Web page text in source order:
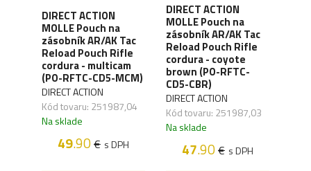
DIRECT ACTION
MOLLE Pouch na
zásobník AR/AK Tac
Reload Pouch Rifle
cordura - multicam
(PO-RFTC-CD5-MCM)
DIRECT ACTION
Kód tovaru: 251987,04
Na sklade
49.90€ s DPH
DIRECT ACTION
MOLLE Pouch na
zásobník AR/AK Tac
Reload Pouch Rifle
cordura - coyote
brown (PO-RFTC-
CD5-CBR)
DIRECT ACTION
Kód tovaru: 251987,03
Na sklade
47.90€ s DPH